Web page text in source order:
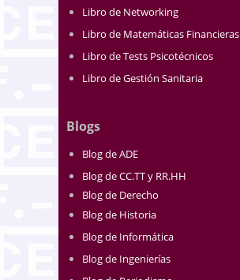
Libro de Networking
Libro de Matemáticas Financieras
Libro de Tests Psicotécnicos
Libro de Gestión Sanitaria
Blogs
Blog de ADE
Blog de CC.TT y RR.HH
Blog de Derecho
Blog de Historia
Blog de Informática
Blog de Ingenierías